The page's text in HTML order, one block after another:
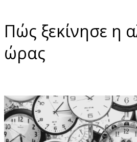
Πώς ξεκίνησε η
ώρας